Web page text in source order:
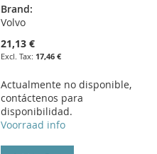
Brand:
Volvo
21,13 €
17,46 €
Actualmente no disponible,
contáctenos para
disponibilidad.
Voorraad info